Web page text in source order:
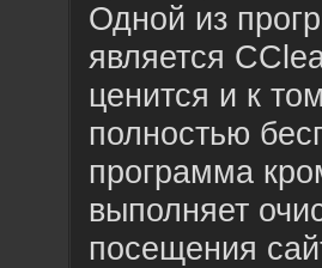
Одной из
является
ценится и к
полностью
программа
выполняет
посещения